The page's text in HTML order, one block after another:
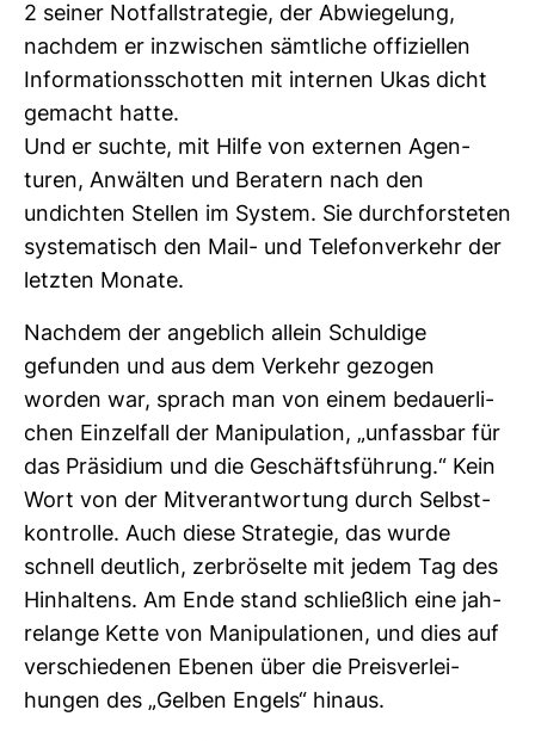
2 seiner Not­fall­stra­tegie, der Abwie­ge­lung,
nachdem er inzwi­schen sämt­liche offi­zi­ellen
Infor­ma­ti­ons­schotten mit internen Ukas dicht
gemacht hatte.
Und er suchte, mit Hilfe von externen Agen­
turen, Anwälten und Bera­tern nach den
undichten Stellen im System. Sie durch­fors­teten
sys­te­ma­tisch den Mail- und Tele­fon­ver­kehr der
letzten Monate.
Nachdem der angeb­lich allein Schul­dige
gefunden und aus dem Ver­kehr gezogen
worden war, sprach man von einem bedau­er­li­
chen Ein­zel­fall der Mani­pu­la­tion, „unfassbar für
das Prä­si­dium und die Geschäfts­füh­rung.“ Kein
Wort von der Mit­ver­ant­wor­tung durch Selbst­
kon­trolle. Auch diese Stra­tegie, das wurde
schnell deut­lich, zer­brö­selte mit jedem Tag des
Hin­hal­tens. Am Ende stand schließ­lich eine jah­
re­lange Kette von Mani­pu­la­tionen, und dies auf
ver­schie­denen Ebenen über die Preis­ver­lei­
hungen des „Gelben Engels“ hinaus.